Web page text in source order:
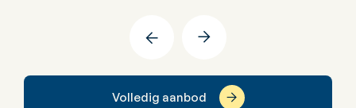
Volledig aanbod